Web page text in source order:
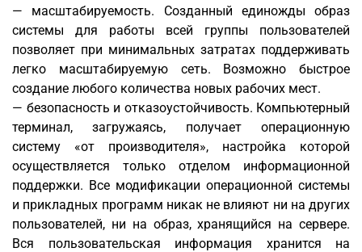
— масштабируемость. Созданный единожды образ
системы для работы всей группы пользователей
позволяет при минимальных затратах поддерживать
легко масштабируемую сеть. Возможно быстрое
создание любого количества новых рабочих мест.
— безопасность и отказоустойчивость. Компьютерный
терминал, загружаясь, получает операционную
систему «от производителя», настройка которой
осуществляется только отделом информационной
поддержки. Все модификации операционной системы
и прикладных программ никак не влияют ни на других
пользователей, ни на образ, хранящийся на сервере.
Вся пользовательская информация хранится на